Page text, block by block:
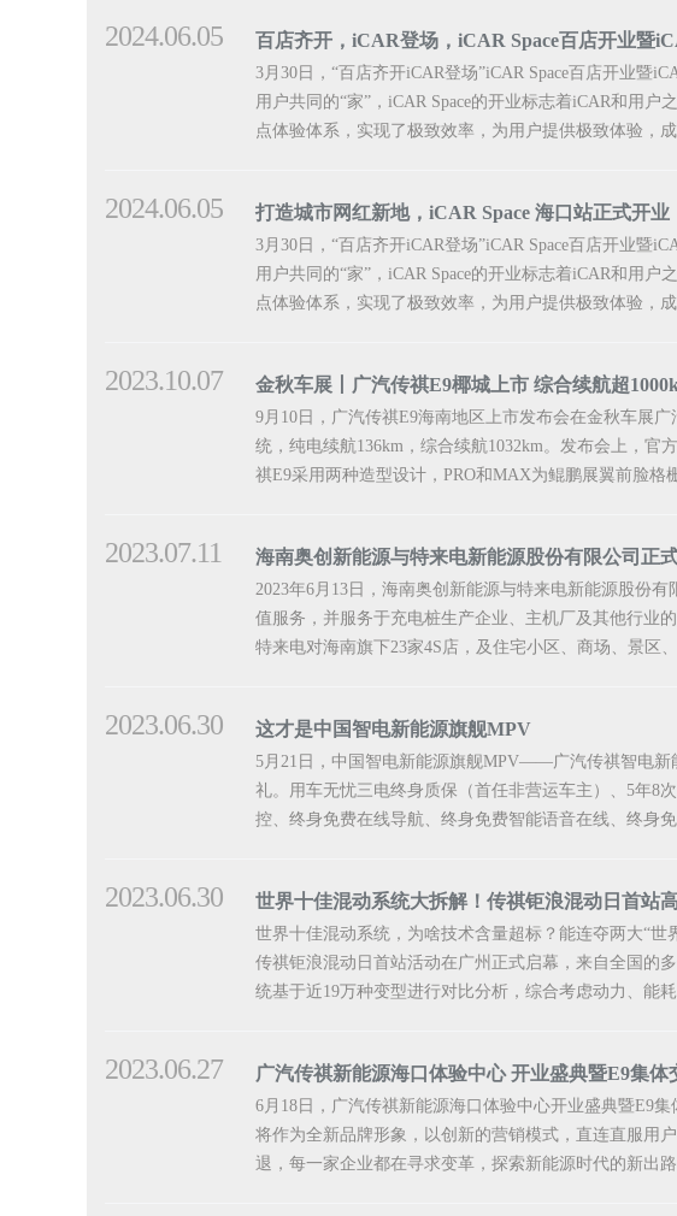
2024.06.05 百店齐开，iCAR登场，iCAR Space百店开业暨
3月30日，“百店齐开iCAR登场”iCAR Space百店开业暨
用户共同的“家”，iCAR Space的开业标志着iCAR和用
点体验体系，实现了极致效率，为用户提供极致体验，
2024.06.05 打造城市网红新地，iCAR Space 海口站正式开业
3月30日，“百店齐开iCAR登场”iCAR Space百店开业暨
用户共同的“家”，iCAR Space的开业标志着iCAR和用
点体验体系，实现了极致效率，为用户提供极致体验，
2023.10.07 金秋车展丨广汽传祺E9椰城上市 综合续航超
9月10日，广汽传祺E9海南地区上市发布会在金秋车展
统，纯电续航136km，综合续航1032km。发布会上，
祺E9采用两种造型设计，PRO和MAX为鲲鹏展翼前脸
2023.07.11 海南奥创新能源与特来电新能源股份有限公司正
2023年6月13日，海南奥创新能源与特来电新能源股份
值服务，并服务于充电桩生产企业、主机厂及其他行业
特来电对海南旗下23家4S店，及住宅小区、商场、景区
2023.06.30 这才是中国智电新能源旗舰MPV
5月21日，中国智电新能源旗舰MPV——广汽传祺智电新
礼。用车无忧三电终身质保（首任非营运车主）、5年8
控、终身免费在线导航、终身免费智能语音在线、终身
2023.06.30 世界十佳混动系统大拆解！传祺钜浪混动日首站
世界十佳混动系统，为啥技术含量超标？能连夺两大“
传祺钜浪混动日首站活动在广州正式启幕，来自全国的
统基于近19万种变型进行对比分析，综合考虑动力、能
2023.06.27 广汽传祺新能源海口体验中心 开业盛典暨E9集体
6月18日，广汽传祺新能源海口体验中心开业盛典暨E9
将作为全新品牌形象，以创新的营销模式，直连直服用
退，每一家企业都在寻求变革，探索新能源时代的新出